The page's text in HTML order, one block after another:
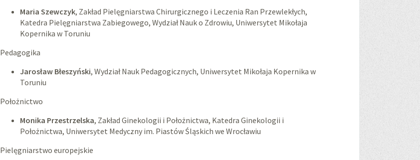
Maria Szewczyk, Zakład Pielęgniarstwa Chirurgicznego i Leczenia Ran Przewlekłych,
Katedra Pielęgniarstwa Zabiegowego, Wydział Nauk o Zdrowiu, Uniwersytet Mikołaja
Kopernika w Toruniu
Pedagogika
Jarosław Błeszyński, Wydział Nauk Pedagogicznych, Uniwersytet Mikołaja Kopernika w
Toruniu
Położnictwo
Monika Przestrzelska, Zakład Ginekologii i Położnictwa, Katedra Ginekologii i
Położnictwa, Uniwersytet Medyczny im. Piastów Śląskich we Wrocławiu
Pielęgniarstwo europejskie